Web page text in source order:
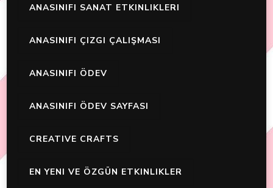
ANASINIFI SANAT ETKINLIKLERI
ANASINIFI ÇIZGI ÇALIŞMASI
ANASINIFI ÖDEV
ANASINIFI ÖDEV SAYFASI
CREATIVE CRAFTS
EN YENI VE ÖZGÜN ETKINLIKLER